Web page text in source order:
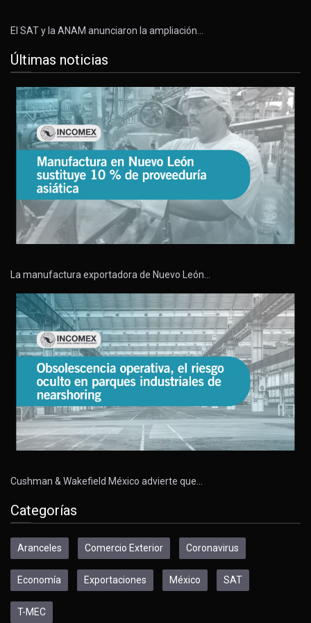
El SAT y la ANAM anunciaron la ampliación…
Últimas noticias
La manufactura exportadora de Nuevo León…
Cushman & Wakefield México advierte que…
Categorías
Aranceles Comercio Exterior Coronavirus
Economía Exportaciones México SAT
T-MEC